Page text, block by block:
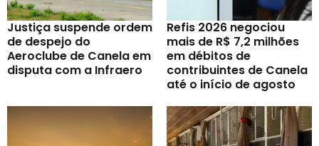
Justiça suspende ordem
de despejo do
Aeroclube de Canela em
disputa com a Infraero
Refis 2026 negociou
mais de R$ 7,2 milhões
em débitos de
contribuintes de Canela
até o início de agosto